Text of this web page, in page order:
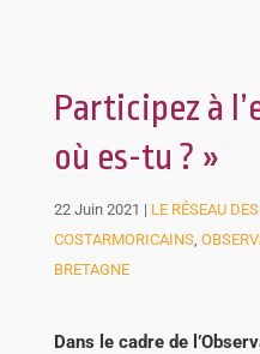
Participez à
où es-tu ? »
22 Juin 2021 | LE RÉSEAU
COSTARMORICAINS,
BRETAGNE
Dans le cadre de